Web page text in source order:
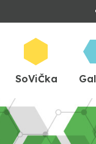
SoViČka